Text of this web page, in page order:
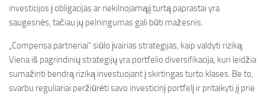
investicijos į obligacijas ar nekilnojamąjį turtą paprastai yra
saugesnės, tačiau jų pelningumas gali būti mažesnis.
„Compensa partneriai“ siūlo įvairias strategijas, kaip valdyti riziką.
Viena iš pagrindinių strategijų yra portfelio diversifikacija, kuri leidžia
sumažinti bendrą riziką investuojant į skirtingas turto klases. Be to,
svarbu reguliariai peržiūrėti savo investicinį portfelį ir pritaikyti jį prie